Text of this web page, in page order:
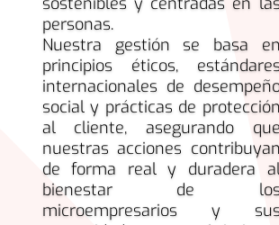
personas.
Nuestra gestión se basa en
principios éticos, estándares
internacionales de
social y prácticas de protección
al cliente, asegurando que
nuestras acciones contribuyan
de forma real y duradera
bienestar de los
microempresarios y sus